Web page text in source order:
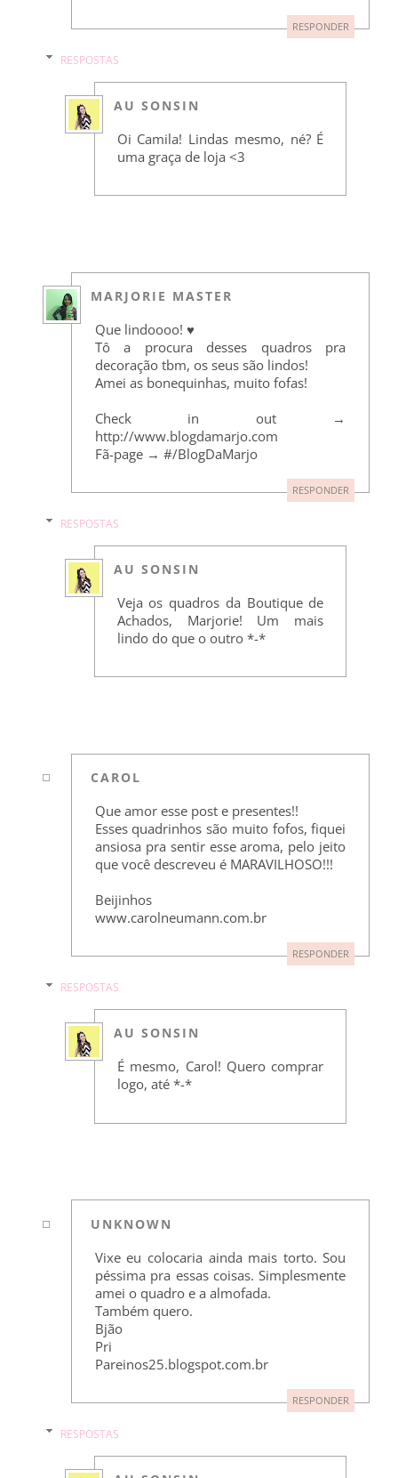
RESPONDER
RESPOSTAS
AU SONSIN
Oi Camila! Lindas mesmo, né? É
uma graça de loja <3
MARJORIE MASTER
Que lindoooo! ♥
Tô a procura desses quadros pra
decoração tbm, os seus são lindos!
Amei as bonequinhas, muito fofas!
Check in out →
http://www.blogdamarjo.com
Fã-page → #/BlogDaMarjo
RESPONDER
RESPOSTAS
AU SONSIN
Veja os quadros da Boutique de
Achados, Marjorie! Um mais
lindo do que o outro *-*
CAROL
Que amor esse post e presentes!!
Esses quadrinhos são muito fofos, fiquei
ansiosa pra sentir esse aroma, pelo jeito
que você descreveu é MARAVILHOSO!!!
Beijinhos
www.carolneumann.com.br
RESPONDER
RESPOSTAS
AU SONSIN
É mesmo, Carol! Quero comprar
logo, até *-*
UNKNOWN
Vixe eu colocaria ainda mais torto. Sou
péssima pra essas coisas. Simplesmente
amei o quadro e a almofada.
Também quero.
Bjão
Pri
Pareinos25.blogspot.com.br
RESPONDER
RESPOSTAS